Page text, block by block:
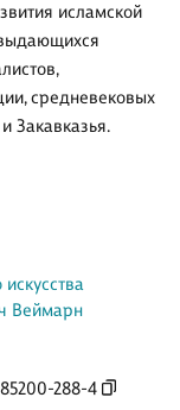
исламской
средневековых
Закавказья.
Веймарн
288-4